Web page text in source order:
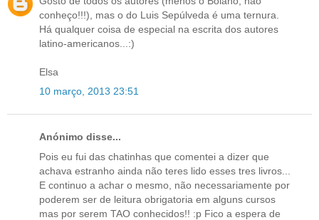
conheço!!!), mas o do Luis Sepúlveda é uma ternura.
Há qualquer coisa de especial na escrita dos autores
latino-americanos...:)
Elsa
10 março, 2013 23:51
Anónimo disse...
Pois eu fui das chatinhas que comentei a dizer que
achava estranho ainda não teres lido esses tres livros...
E continuo a achar o mesmo, não necessariamente por
poderem ser de leitura obrigatoria em alguns cursos
mas por serem TAO conhecidos!! :p Fico a espera de